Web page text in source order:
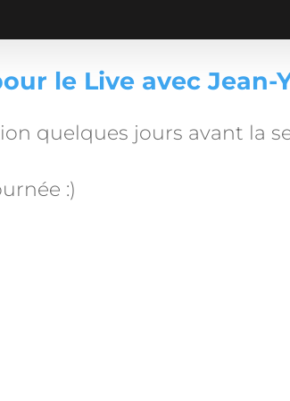
le Live avec Jean-
quelques jours avant la
:)